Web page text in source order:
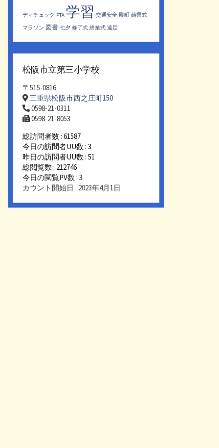
ディチェック PTA 学習 交通安全 殿町 始業式
マラソン 図書 七夕 修了式 終業式 遠足
松阪市立第三小学校
〒515-0816
三重県松阪市西之庄町150
0598-21-0311
0598-21-8053
総訪問者数 : 61587
今日の訪問者UU数 : 3
昨日の訪問者UU数 : 51
総閲覧数 : 212746
今日の閲覧PV数 : 3
カウント開始日 : 2023年4月1日